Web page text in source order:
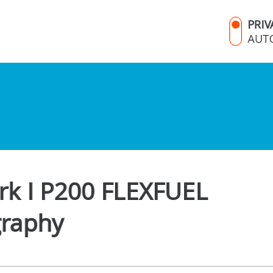
I P200 FLEXFUEL